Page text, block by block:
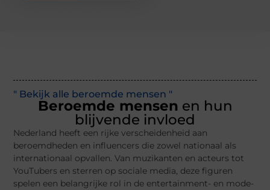
" Bekijk alle beroemde mensen "
Beroemde mensen en hun
blijvende invloed
Nederland heeft een rijke verscheidenheid aan
beroemdheden en influencers die zowel nationaal als
internationaal opvallen. Van muzikanten en acteurs tot
YouTubers en sterren op sociale media, deze figuren
spelen een belangrijke rol in de entertainment- en mode-